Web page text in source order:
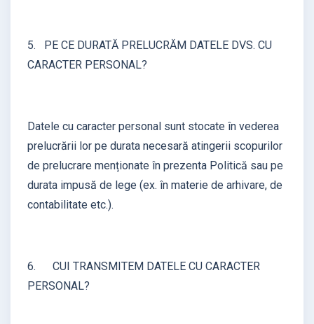
5. PE CE DURATĂ PRELUCRĂM DATELE DVS. CU
CARACTER PERSONAL?
Datele cu caracter personal sunt stocate în vederea
prelucrării lor pe durata necesară atingerii scopurilor
de prelucrare menționate în prezenta Politică sau pe
durata impusă de lege (ex. în materie de arhivare, de
contabilitate etc.).
6. CUI TRANSMITEM DATELE CU CARACTER
PERSONAL?